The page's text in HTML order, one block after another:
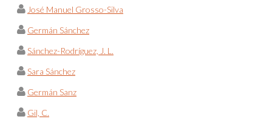
José Manuel Grosso-Silva
Germán Sánchez
Sánchez-Rodríguez, J. L.
Sara Sánchez
Germán Sanz
Gil, C.